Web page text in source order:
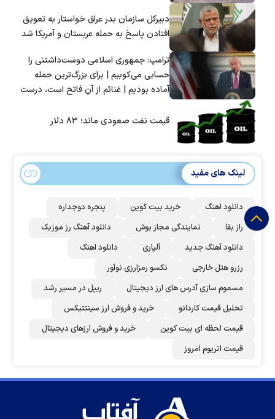
دبیرکل سازمان بدر عراق خواستار به تعویق
افتادن پاسخ به حمله عربستان و آمریکا شد
ترامپ: جمهوری اسلامی دوست‌داشتنی را
حسابی می‌کوبیم | برای بزرگ‌ترین حمله
آماده بودیم | غنائم از آنِ فاتح است، درست
قیمت نفت صعودی ماند؛ ۸۳ دلار
لینک های مفید
دانلود اهنگ خرید بیت کوین
پنجره دوجداره
راز بقا
نمایندگی مجاز بوش
دانلود آهنگ رز‌ موزیک
دانلود آهنگ جدید
آلپاری
دانلود اهنگ
رزرو هتل خارجی
نکسو رمزارزی نوآور
مسموم سازی آدرس های ارز دیجیتال
ریپل در مسیر رشد
تحلیل قیمت کاردانو
خرید و فروش ارز سینتتیکس
قیمت لحظه ای بیت کوین
خرید و فروش ارزهای دیجیتال
قیمت اتریوم امروز